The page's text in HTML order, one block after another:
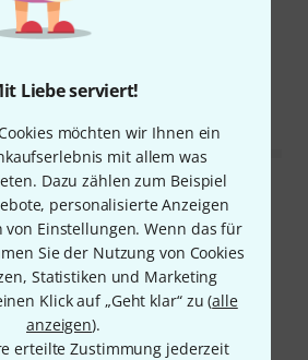
Liebe serviert!
möchten wir Ihnen ein
mit allem was
Dazu zählen zum Beispiel
personalisierte Anzeigen
von Einstellungen. Wenn das für
Sie der Nutzung von Cookies
Statistiken und Marketing
Klick auf „Geht klar“ zu (alle
anzeigen).
erteilte Zustimmung jederzeit
die Auszughöhe sehr gut für
Aber auch im Sitzen spielen
Notenpult
M 22.10.2024